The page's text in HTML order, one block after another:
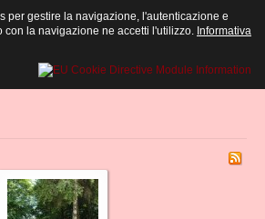
per gestire la navigazione, l'autenticazione e
con la navigazione ne accetti l'utilizzo. Informativa